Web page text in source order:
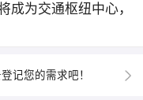
成为交通枢纽中心，
记您的需求吧！